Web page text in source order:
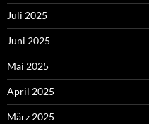
Juli 2025
Juni 2025
Mai 2025
April 2025
März 2025